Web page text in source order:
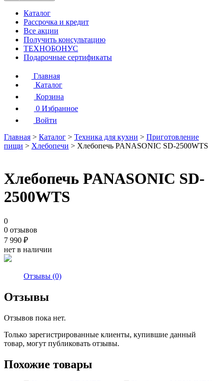
Каталог
Рассрочка и кредит
Все акции
Получить консультацию
ТЕХНОБОНУС
Подарочные сертификаты
Главная
Каталог
Корзина
0 Избранное
Войти
Главная > Каталог > Техника для кухни > Приготовление
пищи > Хлебопечи > Хлебопечь PANASONIC SD-2500WTS
Хлебопечь PANASONIC SD-
2500WTS
0
0 отзывов
7 990 ₽
нет в наличии
Отзывы (0)
Отзывы
Отзывов пока нет.
Только зарегистрированные клиенты, купившие данный
товар, могут публиковать отзывы.
Похожие товары